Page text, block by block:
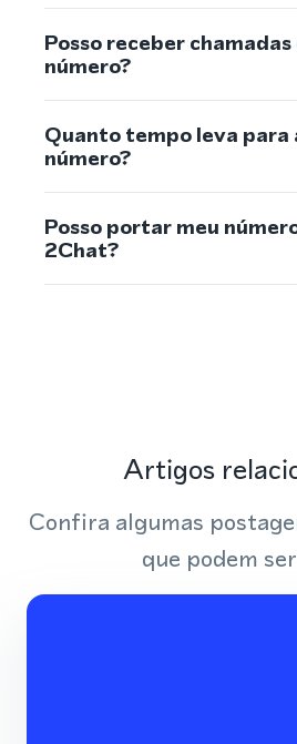
Posso receber
número?
Quanto tempo leva
número?
Posso portar meu
2Chat?
Artigos
Confira algumas
que podem